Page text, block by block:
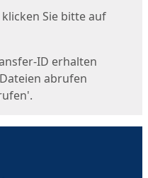
Sie bitte auf
ID erhalten
abrufen